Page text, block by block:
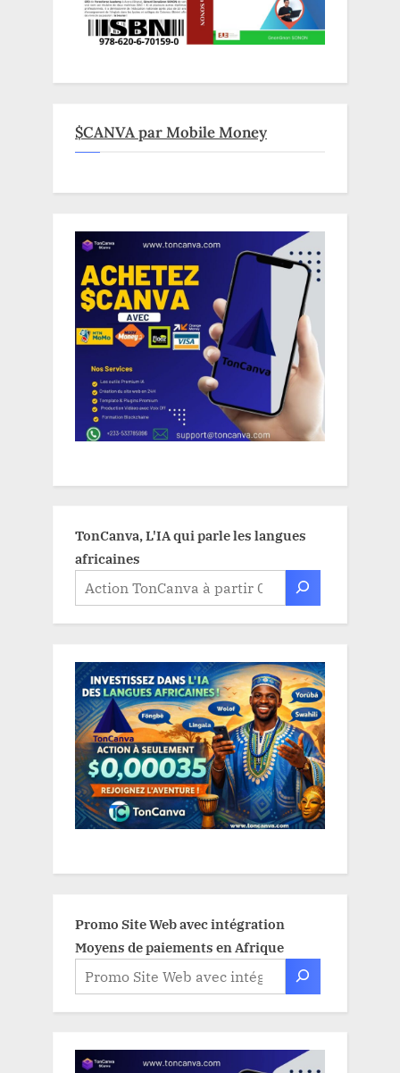
$CANVA par Mobile Money
TonCanva, L'IA qui parle les langues
africaines
Promo Site Web avec intégration
Moyens de paiements en Afrique